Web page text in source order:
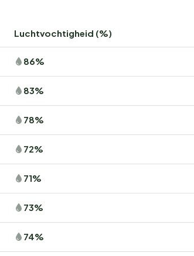
Luchtvochtigheid (%)
86%
83%
78%
72%
71%
73%
74%